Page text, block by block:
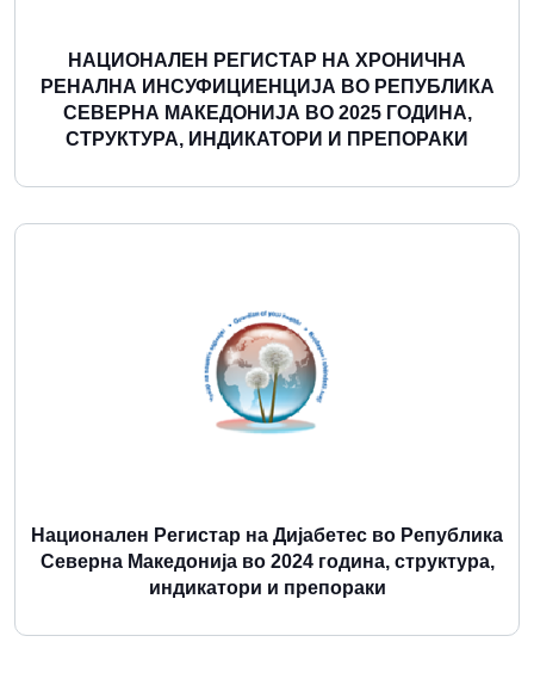
НАЦИОНАЛЕН РЕГИСТАР НА ХРОНИЧНА
РЕНАЛНА ИНСУФИЦИЕНЦИЈА ВО РЕПУБЛИКА
СЕВЕРНА МАКЕДОНИЈА ВО 2025 ГОДИНА,
СТРУКТУРА, ИНДИКАТОРИ И ПРЕПОРАКИ
Повеќе
Национален Регистар на Дијабетес во Република
Северна Македонија во 2024 година, структура,
индикатори и препораки